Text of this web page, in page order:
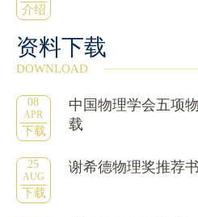
介绍
资料下载
DOWNLOAD
08
APR
下载
中国物理学会五项
载
25
AUG
下载
谢希德物理奖推荐